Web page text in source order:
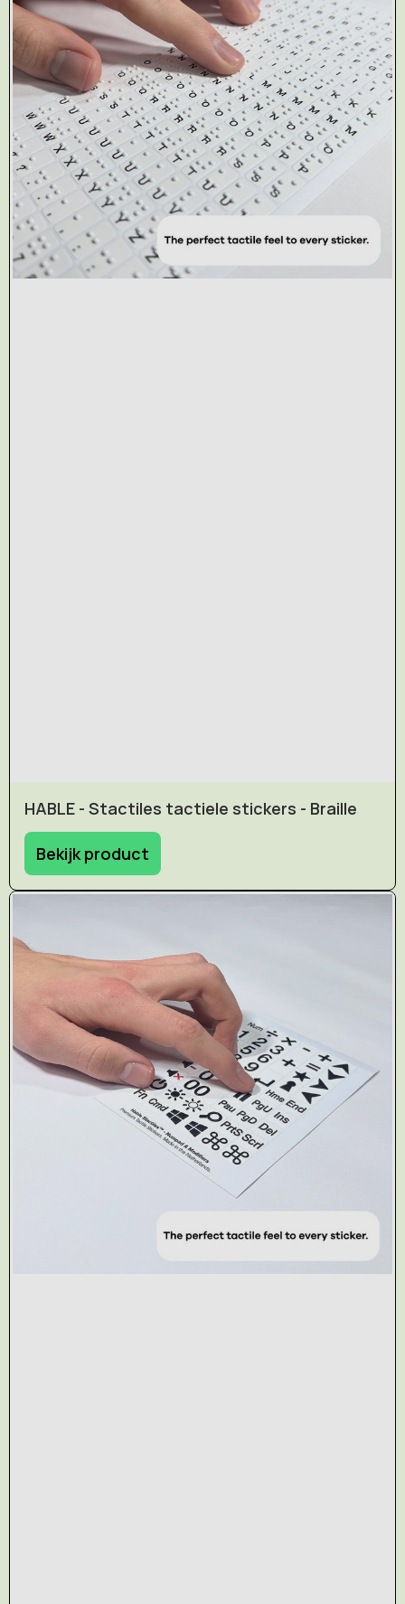
HABLE - Stactiles tactiele stickers - Braille
Bekijk product